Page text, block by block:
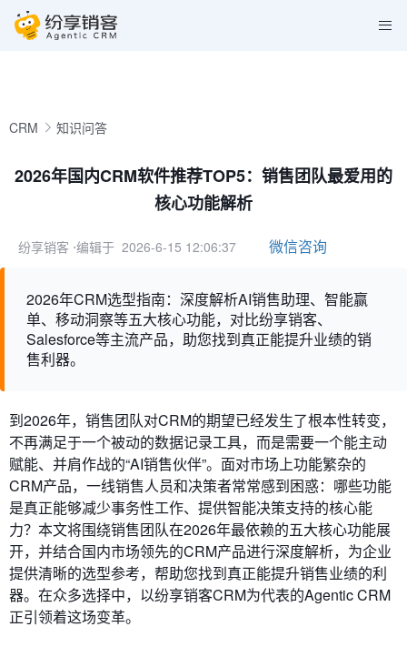
CRM 知识问答
2026年国内CRM软件推荐TOP5：销售团队最爱用的
核心功能解析
纷享销客 ⋅编辑于 2026-6-15 12:06:37 微信咨询
2026年CRM选型指南：深度解析AI销售助理、智能赢
单、移动洞察等五大核心功能，对比纷享销客、
Salesforce等主流产品，助您找到真正能提升业绩的销
售利器。
到2026年，销售团队对CRM的期望已经发生了根本性转变，
不再满足于一个被动的数据记录工具，而是需要一个能主动
赋能、并肩作战的“AI销售伙伴”。面对市场上功能繁杂的
CRM产品，一线销售人员和决策者常常感到困惑：哪些功能
是真正能够减少事务性工作、提供智能决策支持的核心能
力？本文将围绕销售团队在2026年最依赖的五大核心功能展
开，并结合国内市场领先的CRM产品进行深度解析，为企业
提供清晰的选型参考，帮助您找到真正能提升销售业绩的利
器。在众多选择中，以纷享销客CRM为代表的Agentic CRM
正引领着这场变革。